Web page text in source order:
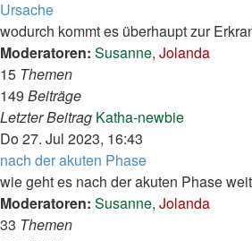
Ursache
wodurch kommt es überhaupt zur
Moderatoren: Susanne, Jolanda
15 Themen
149 Beiträge
Letzter Beitrag Katha-newbieNeuester
Do 27. Jul 2023, 16:43
nach der akuten Phase
wie geht es nach der akuten Phase
Moderatoren: Susanne, Jolanda
33 Themen